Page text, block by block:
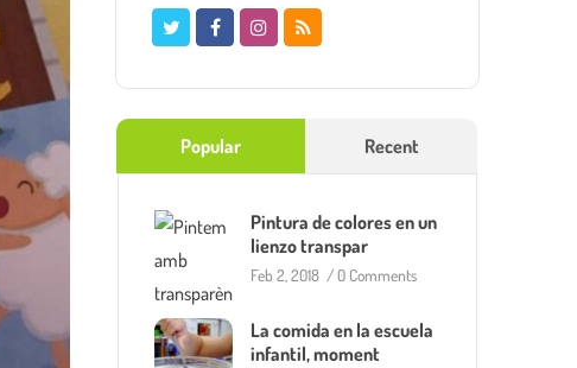
Popular Recent
Pintura de colores en un
lienzo transpar
Feb 2, 2018 /0 Comments
La comida en la escuela
infantil, moment